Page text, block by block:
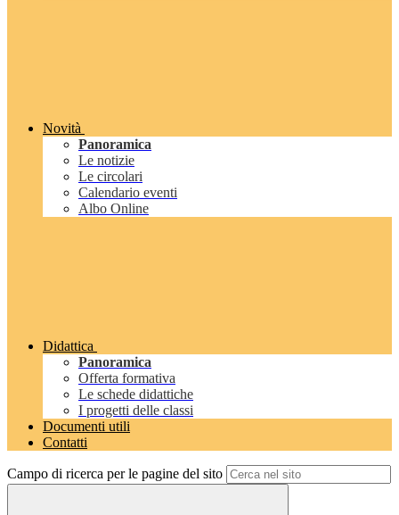
Novità
Panoramica
Le notizie
Le circolari
Calendario eventi
Albo Online
Didattica
Panoramica
Offerta formativa
Le schede didattiche
I progetti delle classi
Documenti utili
Contatti
Campo di ricerca per le pagine del sito